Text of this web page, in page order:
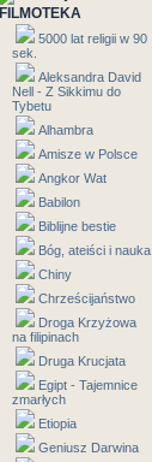
FILMOTEKA
5000 lat religii w 90
sek.
Aleksandra David
Nell - Z Sikkimu do
Tybetu
Alhambra
Amisze w Polsce
Angkor Wat
Babilon
Biblijne bestie
Bóg, ateiści i nauka
Chiny
Chrześcijaństwo
Droga Krzyżowa
na filipinach
Druga Krucjata
Egipt - Tajemnice
zmarłych
Etiopia
Geniusz Darwina